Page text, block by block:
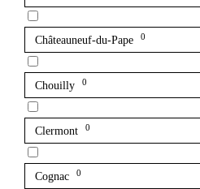
Châteauneuf-du-Pape 0
Chouilly 0
Clermont 0
Cognac 0